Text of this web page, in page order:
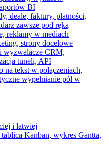
BI
deale, faktury, płatności,
zawsze pod ręką
reklamy w mediach
strony docelowe
wyzwalacze CRM,
tuneli, API
na tekst w połączeniach,
wypełnianie pól w
i łatwiej
Kanban, wykres Gantta,